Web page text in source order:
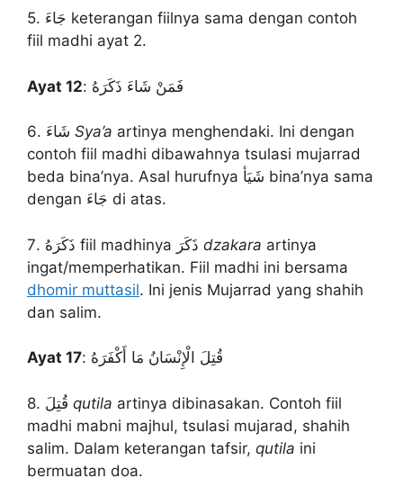
5. جَاءَ keterangan fiilnya sama dengan contoh
fiil madhi ayat 2.
Ayat 12 : فَمَنْ شَاءَ ذَكَرَهُ
Sya’a artinya menghendaki. Ini dengan
contoh fiil madhi dibawahnya tsulasi mujarrad
beda bina’nya. Asal hurufnya شَيَأ bina’nya sama
dengan جَاءَ di atas.
dzakara artinya
ingat/memperhatikan. Fiil madhi ini bersama
dhomir muttasil. Ini jenis Mujarrad yang shahih
dan salim.
Ayat 17 : قُتِلَ الْإِنْسَانُ مَا أَكْفَرَهُ
qutila artinya dibinasakan. Contoh fiil
madhi mabni majhul, tsulasi mujarad, shahih
salim. Dalam keterangan tafsir, qutila ini
bermuatan doa.